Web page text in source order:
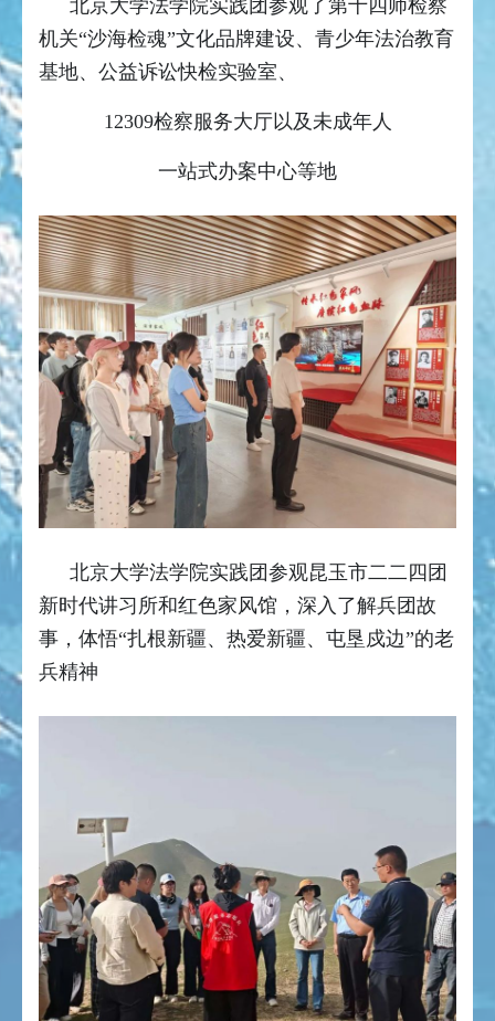
北京大学法学院实践团参观了第十四师检察
机关“沙海检魂”文化品牌建设、青少年法治教育
基地、公益诉讼快检实验室、
12309检察服务大厅以及未成年人
一站式办案中心等地
北京大学法学院实践团参观昆玉市二二四团
新时代讲习所和红色家风馆，深入了解兵团故
事，体悟“扎根新疆、热爱新疆、屯垦戍边”的老
兵精神